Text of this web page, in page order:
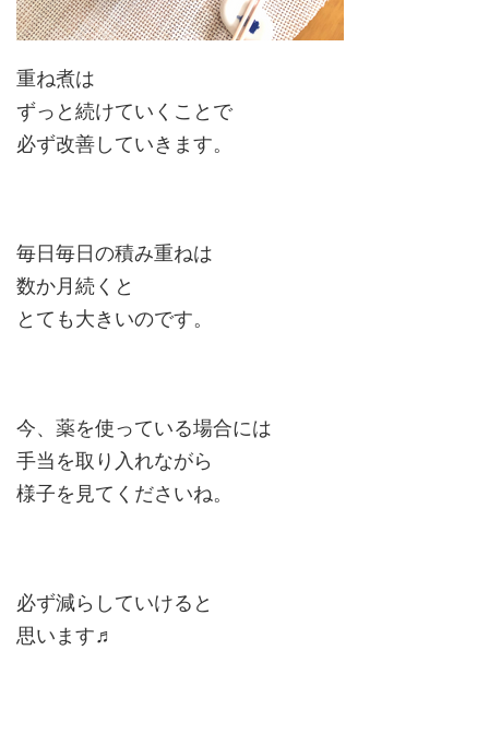
重ね煮は
ずっと続けていくことで
必ず改善していきます。
毎日毎日の積み重ねは
数か月続くと
とても大きいのです。
今、薬を使っている場合には
手当を取り入れながら
様子を見てくださいね。
必ず減らしていけると
思います♬